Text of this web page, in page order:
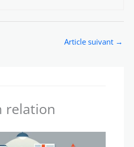
Article suivant →
relation